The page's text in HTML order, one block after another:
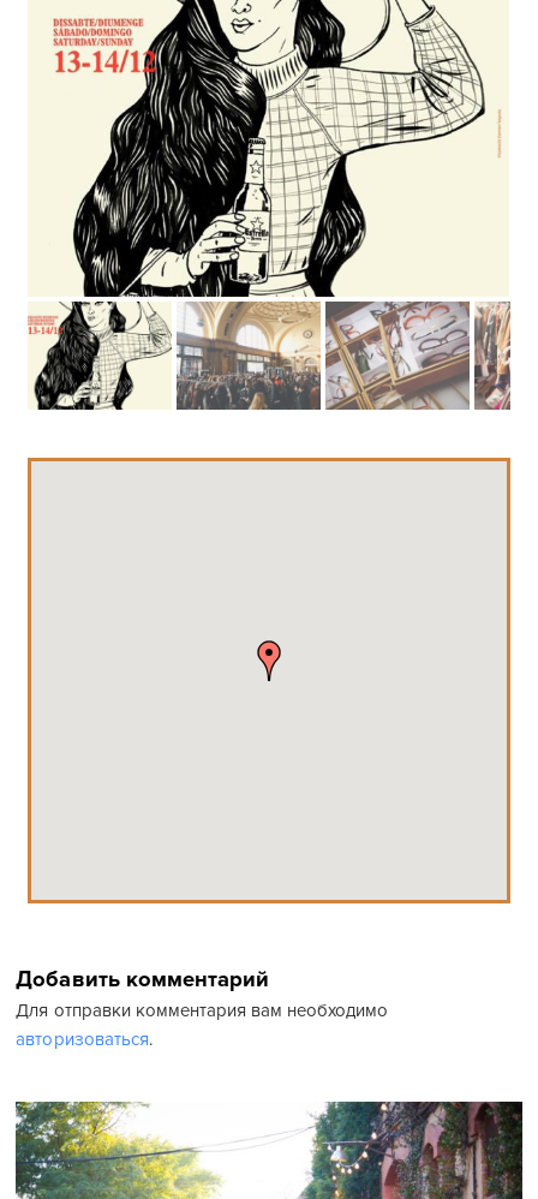
Добавить комментарий
Для отправки комментария вам необходимо
авторизоваться.